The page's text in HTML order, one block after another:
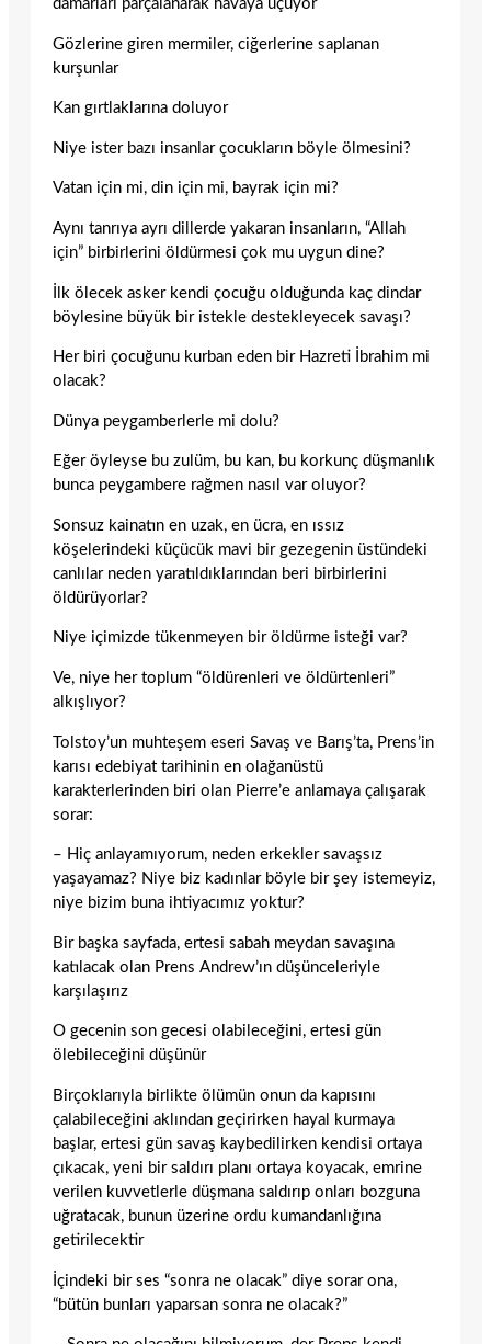
damarları parçalanarak havaya uçuyor
Gözlerine giren mermiler, ciğerlerine saplanan
kurşunlar
Kan gırtlaklarına doluyor
Niye ister bazı insanlar çocukların böyle ölmesini?
Vatan için mi, din için mi, bayrak için mi?
Aynı tanrıya ayrı dillerde yakaran insanların, “Allah
için” birbirlerini öldürmesi çok mu uygun dine?
İlk ölecek asker kendi çocuğu olduğunda kaç dindar
böylesine büyük bir istekle destekleyecek savaşı?
Her biri çocuğunu kurban eden bir Hazreti İbrahim mi
olacak?
Dünya peygamberlerle mi dolu?
Eğer öyleyse bu zulüm, bu kan, bu korkunç düşmanlık
bunca peygambere rağmen nasıl var oluyor?
Sonsuz kainatın en uzak, en ücra, en ıssız
köşelerindeki küçücük mavi bir gezegenin üstündeki
canlılar neden yaratıldıklarından beri birbirlerini
öldürüyorlar?
Niye içimizde tükenmeyen bir öldürme isteği var?
Ve, niye her toplum “öldürenleri ve öldürtenleri”
alkışlıyor?
Tolstoy’un muhteşem eseri Savaş ve Barış’ta, Prens’in
karısı edebiyat tarihinin en olağanüstü
karakterlerinden biri olan Pierre’e anlamaya çalışarak
sorar:
– Hiç anlayamıyorum, neden erkekler savaşsız
yaşayamaz? Niye biz kadınlar böyle bir şey istemeyiz,
niye bizim buna ihtiyacımız yoktur?
Bir başka sayfada, ertesi sabah meydan savaşına
katılacak olan Prens Andrew’ın düşünceleriyle
karşılaşırız
O gecenin son gecesi olabileceğini, ertesi gün
ölebileceğini düşünür
Birçoklarıyla birlikte ölümün onun da kapısını
çalabileceğini aklından geçirirken hayal kurmaya
başlar, ertesi gün savaş kaybedilirken kendisi ortaya
çıkacak, yeni bir saldırı planı ortaya koyacak, emrine
verilen kuvvetlerle düşmana saldırıp onları bozguna
uğratacak, bunun üzerine ordu kumandanlığına
getirilecektir
İçindeki bir ses “sonra ne olacak” diye sorar ona,
“bütün bunları yaparsan sonra ne olacak?”